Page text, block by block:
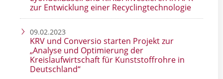
zur Entwicklung einer Recyclingtechnologie
09.02.2023
KRV und Conversio starten Projekt zur
„Analyse und Optimierung der
Kreislaufwirtschaft für Kunststoffrohre in
Deutschland“